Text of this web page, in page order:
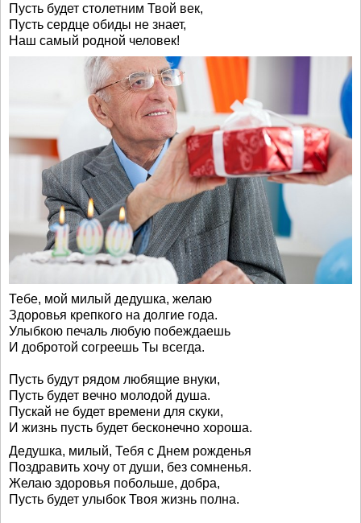
Пусть будет столетним Твой век,
Пусть сердце обиды не знает,
Наш самый родной человек!
Тебе, мой милый дедушка, желаю
Здоровья крепкого на долгие года.
Улыбкою печаль любую побеждаешь
И добротой согреешь Ты всегда.
Пусть будут рядом любящие внуки,
Пусть будет вечно молодой душа.
Пускай не будет времени для скуки,
И жизнь пусть будет бесконечно хороша.
Дедушка, милый, Тебя с Днем рожденья
Поздравить хочу от души, без сомненья.
Желаю здоровья побольше, добра,
Пусть будет улыбок Твоя жизнь полна.